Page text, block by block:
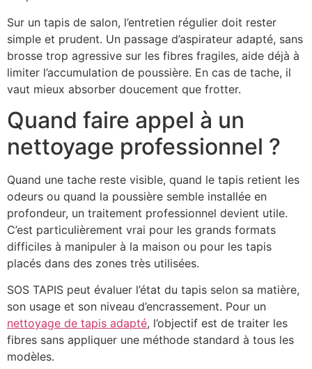
Sur un tapis de salon, l’entretien régulier doit rester
simple et prudent. Un passage d’aspirateur adapté, sans
brosse trop agressive sur les fibres fragiles, aide déjà à
limiter l’accumulation de poussière. En cas de tache, il
vaut mieux absorber doucement que frotter.
Quand faire appel à un
nettoyage professionnel ?
Quand une tache reste visible, quand le tapis retient les
odeurs ou quand la poussière semble installée en
profondeur, un traitement professionnel devient utile.
C’est particulièrement vrai pour les grands formats
difficiles à manipuler à la maison ou pour les tapis
placés dans des zones très utilisées.
SOS TAPIS peut évaluer l’état du tapis selon sa matière,
son usage et son niveau d’encrassement. Pour un
nettoyage de tapis adapté, l’objectif est de traiter les
fibres sans appliquer une méthode standard à tous les
modèles.